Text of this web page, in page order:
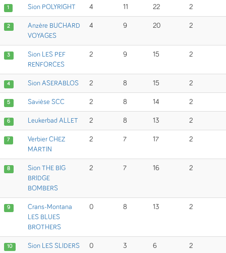
1 Sion POLYRIGHT 4 11 22 2
2
Anzère BUCHARD
VOYAGES
4 9 20 2
3
Sion LES PEF
RENFORCES
2 9 15 2
4 Sion ASERABLOS 2 8 15 2
5 Savièse SCC 2 8 14 2
6 Leukerbad ALLET 2 8 13 2
7
Verbier CHEZ
MARTIN
2 7 17 2
8
Sion THE BIG
BRIDGE
BOMBERS
2 7 16 2
9
Crans-Montana
LES BLUES
BROTHERS
0 8 13 2
10 Sion LES SLIDERS 0 3 6 2